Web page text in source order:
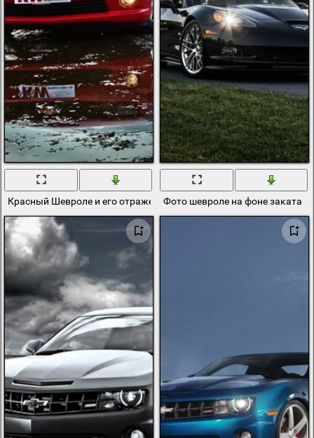
Красный Шевроле и его отражение в луже на фоне гор
Фото шевроле на фоне заката